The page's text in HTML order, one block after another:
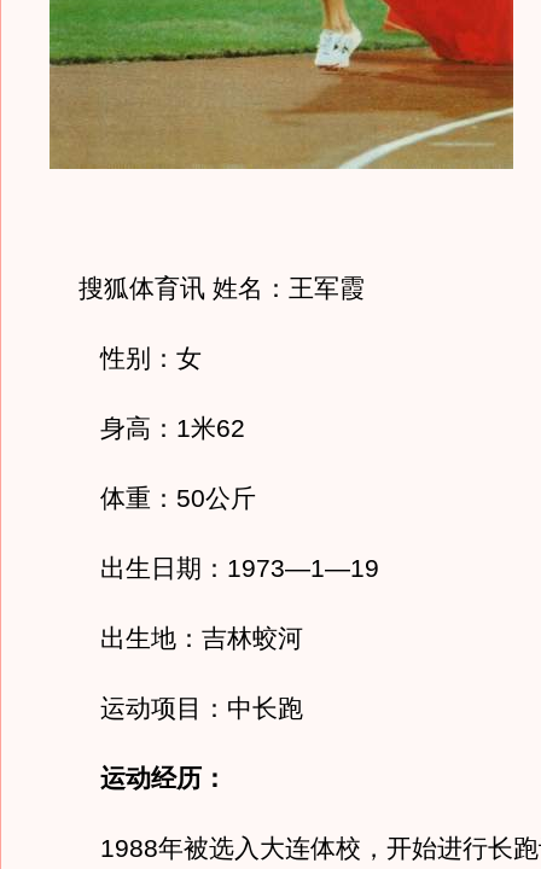
搜狐体育讯 姓名：王军霞
性别：女
身高：1米62
体重：50公斤
出生日期：1973—1—19
出生地：吉林蛟河
运动项目：中长跑
运动经历：
1988年被选入大连体校，开始进行长跑